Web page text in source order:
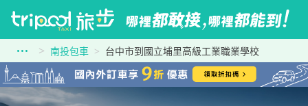
南投包車 台中市到國立埔里高級工業職業學校